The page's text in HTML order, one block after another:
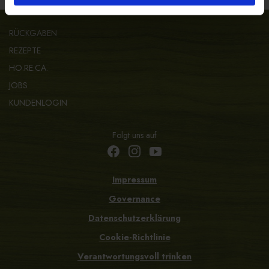
RÜCKGABEN
REZEPTE
HO.RE.CA.
JOBS
KUNDENLOGIN
Folgt uns auf
Impressum
Governance
Datenschutzerklärung
Cookie-Richtlinie
Verantwortungsvoll trinken